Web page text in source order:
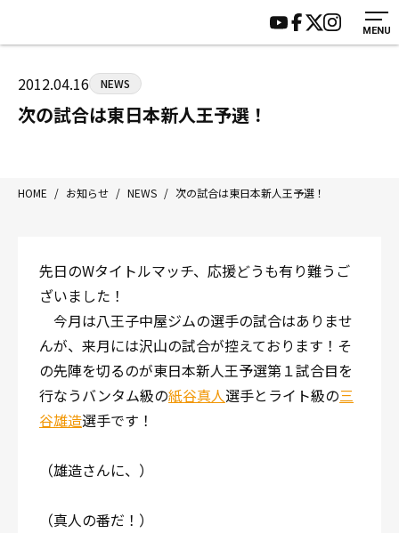
MENU
八王子中屋ボクシングジム
〒192-0072 東京都八王子市南町3-8 第2原嶋ビル1F
Tel/Fax：042-622-7222
営業時間：月〜土 14:00〜22:00 / 日・祝 14:00〜19:00
HOME
ジムについて
トレーニング
入会案内
施設紹介
会員様の声
サポーター募集
2012.04.16 NEWS
次の試合は東日本新人王予選！
HOME / お知らせ / NEWS / 次の試合は東日本新人王予選！
先日のWタイトルマッチ、応援どうも有り難うご
ざいました！
今月は八王子中屋ジムの選手の試合はありませ
んが、来月には沢山の試合が控えております！そ
の先陣を切るのが東日本新人王予選第１試合目を
行なうバンタム級の紙谷真人選手とライト級の三
谷雄造選手です！
（雄造さんに、）
（真人の番だ！）